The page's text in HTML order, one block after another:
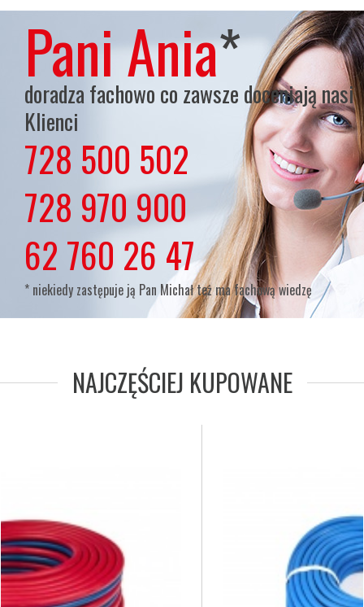
Pani Ania*
doradza fachowo co zawsze doceniają nasi
Klienci
728 500 502
lub
728 970 900
lub
62 760 26 47
* niekiedy zastępuje ją Pan Michał też ma fachową wiedzę
NAJCZĘŚCIEJ KUPOWANE